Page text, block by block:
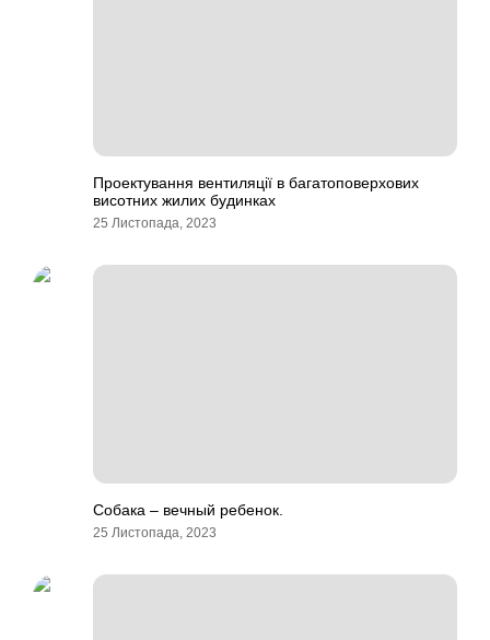
Проектування вентиляції в багатоповерхових
висотних жилих будинках
25 Листопада, 2023
Собака – вечный ребенок.
25 Листопада, 2023